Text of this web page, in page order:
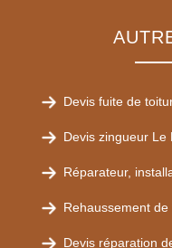
Devis fuite de
Devis zingueur Le
Réparateur,
Rehaussement
Devis réparation